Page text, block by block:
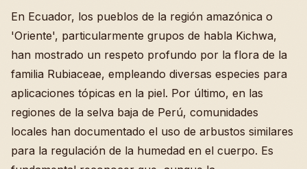
En Ecuador, los pueblos de la región amazónica o
'Oriente', particularmente grupos de habla Kichwa,
han mostrado un respeto profundo por la flora de la
familia Rubiaceae, empleando diversas especies para
aplicaciones tópicas en la piel. Por último, en las
regiones de la selva baja de Perú, comunidades
locales han documentado el uso de arbustos similares
para la regulación de la humedad en el cuerpo. Es